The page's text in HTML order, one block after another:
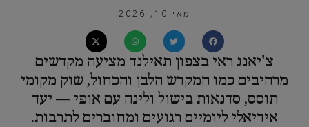
מאי 10, 2026
צ'יאנג ראי בצפון תאילנד מציעה מקדשים
מרהיבים כמו המקדש הלבן והכחול, שוק מקומי
תוסס, סדנאות בישול ולינה עם אופי — יעד
אידיאלי ליומיים רגועים ומחוברים לתרבות.